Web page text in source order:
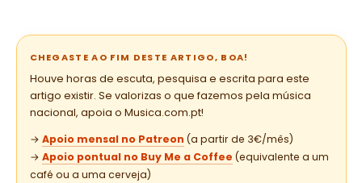
CHEGASTE AO FIM DESTE ARTIGO, BOA!
Houve horas de escuta, pesquisa e escrita para este
artigo existir. Se valorizas o que fazemos pela música
nacional, apoia o Musica.com.pt!
→ Apoio mensal no Patreon (a partir de 3€/mês)
→ Apoio pontual no Buy Me a Coffee (equivalente a um
café ou a uma cerveja)